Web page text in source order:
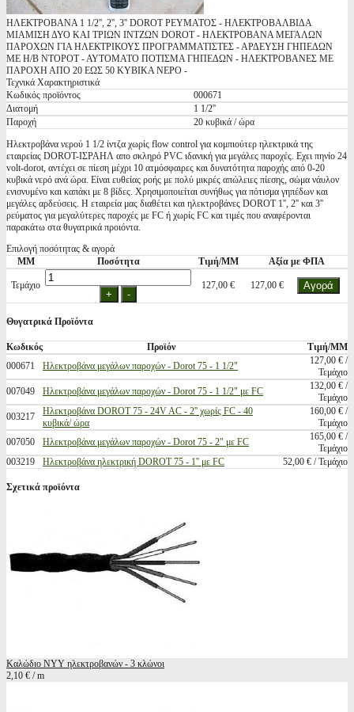
ΗΛΕΚΤΡΟΒΑΝΑ 1 1/2'', 2'', 3'' DOROT ΡΕΥΜΑΤΟΣ - ΗΛΕΚΤΡΟΒΑΛΒΙΔΑ
ΜΙΑΜΙΣΗ ΔΥΟ ΚΑΙ ΤΡΙΩΝ ΙΝΤΖΩΝ DOROT - ΗΛΕΚΤΡΟΒΑΝΑ ΜΕΓΑΛΩΝ
ΠΑΡΟΧΩΝ ΓΙΑ ΗΛΕΚΤΡΙΚΟΥΣ ΠΡΟΓΡΑΜΜΑΤΙΣΤΕΣ - ΑΡΔΕΥΣΗ ΓΗΠΕΔΩΝ
ΜΕ Η/Β ΝΤΟΡΟΤ - ΑΥΤΟΜΑΤΟ ΠΟΤΙΣΜΑ ΓΗΠΕΔΩΝ - ΗΛΕΚΤΡΟΒΑΝΕΣ ΜΕ
ΠΑΡΟΧΗ ΑΠΟ 20 ΕΩΣ 50 ΚΥΒΙΚΑ ΝΕΡΟ -
Τεχνικά Χαρακτηριστικά
Κωδικός προϊόντος
000671
Διατομή
1 1/2''
Παροχή
20 κυβικά / ώρα
Ηλεκτροβάνα νερού 1 1/2 ίντζα χωρίς flow control για κομπιούτερ ηλεκτρικά της
εταιρείας DOROT-ΙΣΡΑΗΛ απο σκληρό PVC ιδανική για μεγάλες παροχές. Εχει πηνίο 24
volt-dorot, αντέχει σε πίεση μέχρι 10 ατμόσφαιρες και δυνατότητα παροχής από 0-20
κυβικά νερό ανά ώρα. Είναι ευθείας ροής με πολύ μικρές απώλειες πίεσης, σώμα νάυλον
ενισνυμένο και καπάκι με 8 βίδες. Χρησιμοποιείται συνήθως για πότισμα γηπέδων και
μεγάλες αρδεύσεις. Η εταιρεία μας διαθέτει και ηλεκτροβάνες DOROT 1'', 2'' και 3''
ρεύματος για μεγαλύτερες παροχές με FC ή χωρίς FC και τιμές που αναφέρονται
παρακάτω στα θυγατρικά προιόντα.
Επιλογή ποσότητας & αγορά
ΜΜ
Ποσότητα Τιμή/ΜΜ Αξία με ΦΠΑ
Τεμάχιο 127,00 € 127,00 €
Θυγατρικά Προϊόντα
Κωδικός Προϊόν
Τιμή/ΜΜ
000671
Ηλεκτροβάνα μεγάλων παροχών - Dorot 75 - 1 1/2"
127,00 € /
Τεμάχιο
007049
Ηλεκτροβάνα μεγάλων παροχών - Dorot 75 - 1 1/2" με FC
132,00 € /
Τεμάχιο
003217
Ηλεκτροβάνα DOROT 75 - 24V AC - 2'' χωρίς FC - 40
κυβικά/ ώρα
160,00 € /
Τεμάχιο
007050
Ηλεκτροβάνα μεγάλων παροχών - Dorot 75 - 2" με FC
165,00 € /
Τεμάχιο
003219
Ηλεκτροβάνα ηλεκτρική DOROT 75 - 1'' με FC 52,00 € / Τεμάχιο
Σχετικά προϊόντα
Καλώδιο ΝΥΥ ηλεκτροβανών - 3 κλώνοι
2,10 € / m